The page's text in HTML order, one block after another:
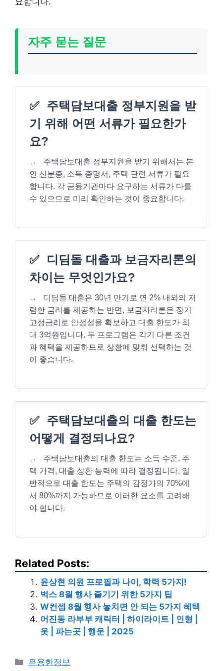
자주 묻는 질문
✅ 주택담보대출 정부지원을 받
기 위해 어떤 서류가 필요한가
요?
→
주택담보대출 정부지원을 받기 위해서는 본
인 신분증, 소득 증명서, 주택 관련 서류가 필요
합니다. 각 금융기관마다 요구하는 서류가 다를
수 있으므로 미리 확인하는 것이 중요합니다.
✅
디딤돌 대출과 보금자리론의
차이는 무엇인가요?
→
디딤돌 대출은 30년 만기로 연 2% 내외의 저
렴한 금리를 제공하는 반면, 보금자리론은 장기
고정금리로 안정성을 확보하고 대출 한도가 최
대 3억원입니다. 두 프로그램은 각기 다른 조건
과 혜택을 제공하므로 상황에 맞춰 선택하는 것
이 좋습니다.
✅ 주택담보대출의 대출 한도는
어떻게 결정되나요?
→
주택담보대출의 대출 한도는 소득 수준, 주
택 가격, 대출 상환 능력에 따라 결정됩니다. 일
반적으로 대출 한도는 주택의 감정가의 70%에
서 80%까지 가능하므로 이러한 요소를 고려해
야 합니다.
Related Posts:
윤상현 의원 프로필과 나이, 학력 5가지!
벅스 8월 행사 즐기기 위한 5가지 팁
W컨셉 8월 행사 놓치면 안 되는 5가지 혜택
어진동 라부부 캐릭터 | 하이라이트 | 인형 |
옷 | 파는곳 | 행운 | 2025
Categories
유용한정보